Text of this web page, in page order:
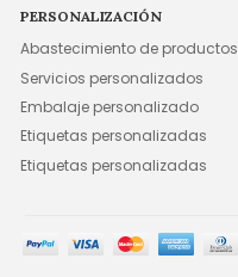
PERSONALIZACIÓN
Abastecimiento de productos
Servicios personalizados
Embalaje personalizado
Etiquetas personalizadas
Etiquetas personalizadas